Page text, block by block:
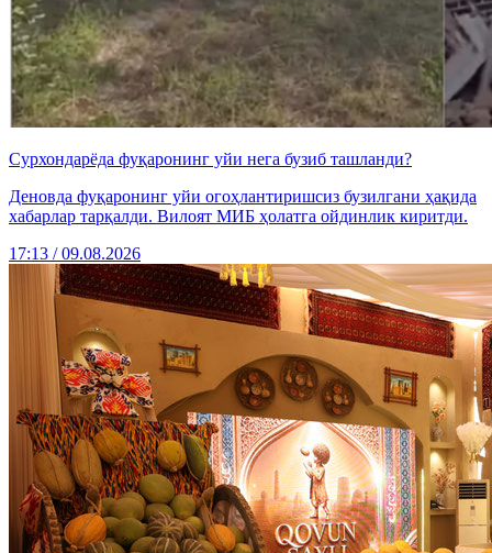
Сурхондарёда фуқаронинг уйи нега бузиб ташланди?
Деновда фуқаронинг уйи огоҳлантиришсиз бузилгани ҳақида
хабарлар тарқалди. Вилоят МИБ ҳолатга ойдинлик киритди.
17:13 / 09.08.2026